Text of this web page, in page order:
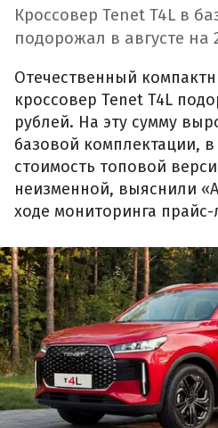
Кроссовер Tenet T4L в
подорожал в августе на
Отечественный
кроссовер Tenet T4L
рублей. На эту сумму
базовой комплектации,
стоимость топовой
неизменной, выяснили
ходе мониторинга прайс-